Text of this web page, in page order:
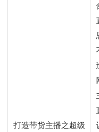
打造带货主播之超级